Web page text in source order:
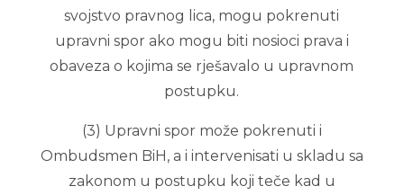
svojstvo pravnog lica, mogu pokrenuti
upravni spor ako mogu biti nosioci prava i
obaveza o kojima se rješavalo u upravnom
postupku.
(3) Upravni spor može pokrenuti i
Ombudsmen BiH, a i intervenisati u skladu sa
zakonom u postupku koji teče kad u